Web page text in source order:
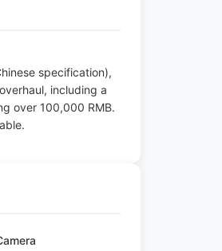
specification),
including a
over 100,000 RMB.